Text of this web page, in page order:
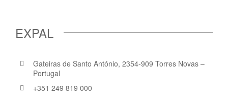
EXPAL
Gateiras de Santo António, 2354-909 Torres Novas –
Portugal
+351 249 819 000